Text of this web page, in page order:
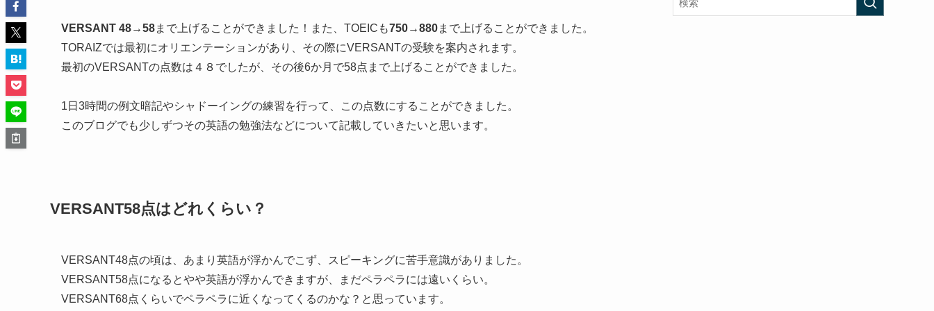
VERSANT 48→58まで上げることができました！また、TOEICも750→880まで上げることができました。
TORAIZでは最初にオリエンテーションがあり、その際にVERSANTの受験を案内されます。
最初のVERSANTの点数は４８でしたが、その後6か月で58点まで上げることができました。
1日3時間の例文暗記やシャドーイングの練習を行って、この点数にすることができました。
このブログでも少しずつその英語の勉強法などについて記載していきたいと思います。
VERSANT58点はどれくらい？
VERSANT48点の頃は、あまり英語が浮かんでこず、スピーキングに苦手意識がありました。
VERSANT58点になるとやや英語が浮かんできますが、まだペラペラには遠いくらい。
VERSANT68点くらいでペラペラに近くなってくるのかな？と思っています。